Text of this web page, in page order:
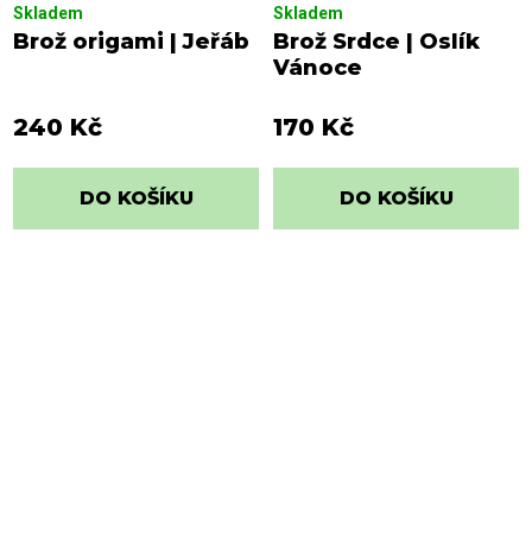
Brož origami | Jeřáb
Skladem
240 Kč
DO KOŠÍKU
Brož Srdce | Oslík
Vánoce
Skladem
170 Kč
DO KOŠÍKU